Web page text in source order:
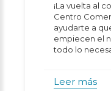
¡La vuelta al
Centro
ayudarte a
empiecen el
todo lo
Leer más